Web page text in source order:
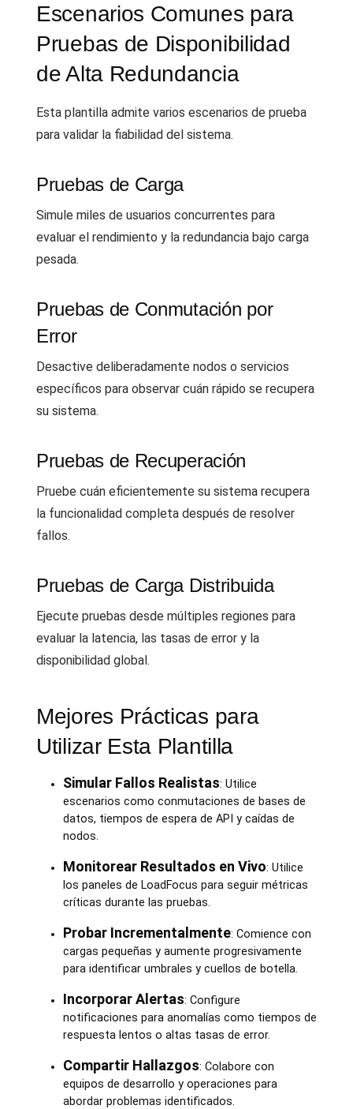
Escenarios Comunes para
Pruebas de Disponibilidad
de Alta Redundancia
Esta plantilla admite varios escenarios de prueba
para validar la fiabilidad del sistema.
Pruebas de Carga
Simule miles de usuarios concurrentes para
evaluar el rendimiento y la redundancia bajo carga
pesada.
Pruebas de Conmutación por
Error
Desactive deliberadamente nodos o servicios
específicos para observar cuán rápido se recupera
su sistema.
Pruebas de Recuperación
Pruebe cuán eficientemente su sistema recupera
la funcionalidad completa después de resolver
fallos.
Pruebas de Carga Distribuida
Ejecute pruebas desde múltiples regiones para
evaluar la latencia, las tasas de error y la
disponibilidad global.
Mejores Prácticas para
Utilizar Esta Plantilla
Simular Fallos Realistas: Utilice
escenarios como conmutaciones de bases de
datos, tiempos de espera de API y caídas de
nodos.
Monitorear Resultados en Vivo: Utilice
los paneles de LoadFocus para seguir métricas
críticas durante las pruebas.
Probar Incrementalmente: Comience con
cargas pequeñas y aumente progresivamente
para identificar umbrales y cuellos de botella.
Incorporar Alertas: Configure
notificaciones para anomalías como tiempos de
respuesta lentos o altas tasas de error.
Compartir Hallazgos: Colabore con
equipos de desarrollo y operaciones para
abordar problemas identificados.